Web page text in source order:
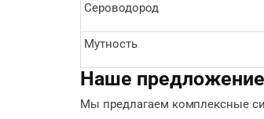
Сероводород
Мутность
Наше предложение
Мы предлагаем комплексные